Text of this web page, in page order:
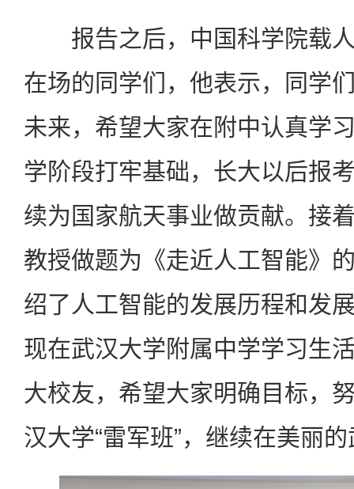
报告之后，中国科学院载人
在场的同学们，他表示，同学
未来，希望大家在附中认真学
学阶段打牢基础，长大以后报
续为国家航天事业做贡献。接
教授做题为《走近人工智能》
绍了人工智能的发展历程和发
现在武汉大学附属中学学习生
大校友，希望大家明确目标，
汉大学“雷军班”，继续在美丽